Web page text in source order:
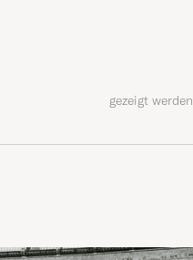
gezeigt werden